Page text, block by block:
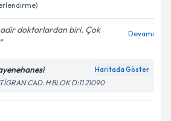
doktorlardan biri. Çok
Devamı
Haritada Göster
CAD. H BLOK D:11 21090